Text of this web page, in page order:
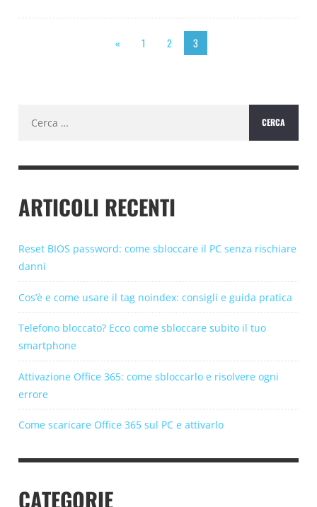
« 1 2 3
per:
ARTICOLI RECENTI
Reset BIOS password: come sbloccare il PC senza rischiare
danni
Cos’è e come usare il tag noindex: consigli e guida pratica
Telefono bloccato? Ecco come sbloccare subito il tuo
smartphone
Attivazione Office 365: come sbloccarlo e risolvere ogni
errore
Come scaricare Office 365 sul PC e attivarlo
CATEGORIE